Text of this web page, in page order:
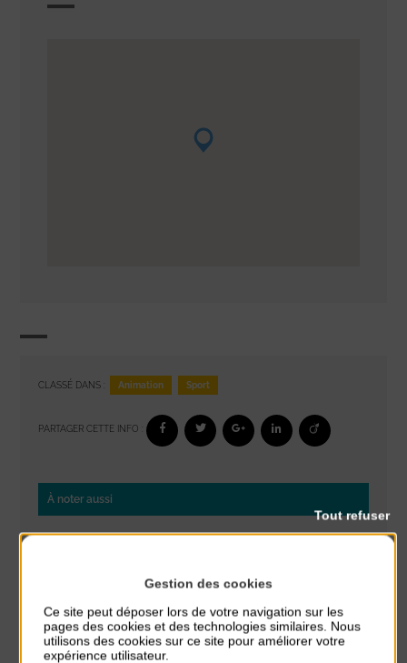
CLASSÉ DANS : Animation Sport
PARTAGER CETTE INFO :
À noter aussi
Glisse & Environnement
Concert
du 9 Août au 9 Août
Place du Général de Gaulle
Gestion des cookies
Ce site peut déposer lors de votre navigation sur les
pages des cookies et des technologies similaires. Nous
utilisons des cookies sur ce site pour améliorer votre
expérience utilisateur.
Tout refuser